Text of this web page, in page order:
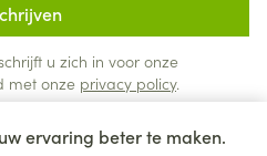
ervaring beter te maken.
u zich in voor onze
met onze privacy policy.